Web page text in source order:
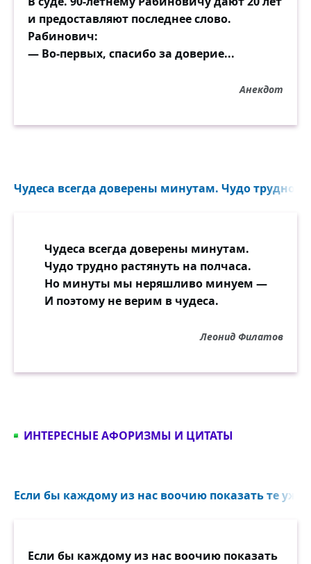
Стирает время властно и жестоко,
Тогда как у духовной красоты
Нет ни морщин, ни возраста, ни срока.
Тот, честное же слово, не закается!
Вот жаль, что эту истину порой
и предоставляют последнее слово.
Рабинович:
— Во-первых, спасибо за доверие...
Анекдот
Чудеса всегда доверены минутам. Чудо трудно
Чудеса всегда доверены минутам.
Чудо трудно растянуть на полчаса.
Но минуты мы неряшливо минуем —
И поэтому не верим в чудеса.
Леонид Филатов
ИНТЕРЕСНЫЕ АФОРИЗМЫ И ЦИТАТЫ
Если бы каждому из нас воочию показать те
Если бы каждому из нас воочию показать